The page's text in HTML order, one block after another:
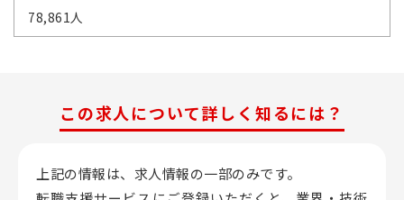
78,861人
この求人について詳しく知るには？
上記の情報は、求人情報の一部のみです。